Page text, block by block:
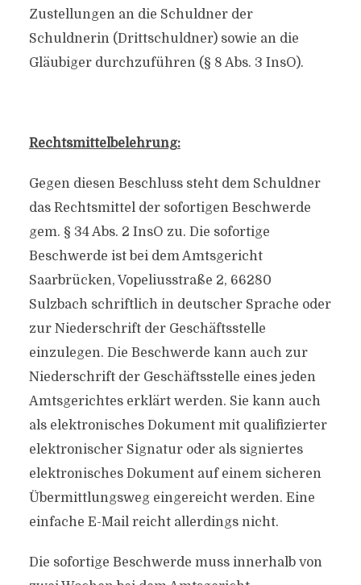
Zustellungen an die Schuldner der
Schuldnerin (Drittschuldner) sowie an die
Gläubiger durchzuführen (§ 8 Abs. 3 InsO).
Rechtsmittelbelehrung:
Gegen diesen Beschluss steht dem Schuldner
das Rechtsmittel der sofortigen Beschwerde
gem. § 34 Abs. 2 InsO zu. Die sofortige
Beschwerde ist bei dem Amtsgericht
Saarbrücken, Vopeliusstraße 2, 66280
Sulzbach schriftlich in deutscher Sprache oder
zur Niederschrift der Geschäftsstelle
einzulegen. Die Beschwerde kann auch zur
Niederschrift der Geschäftsstelle eines jeden
Amtsgerichtes erklärt werden. Sie kann auch
als elektronisches Dokument mit qualifizierter
elektronischer Signatur oder als signiertes
elektronisches Dokument auf einem sicheren
Übermittlungsweg eingereicht werden. Eine
einfache E-Mail reicht allerdings nicht.
Die sofortige Beschwerde muss innerhalb von